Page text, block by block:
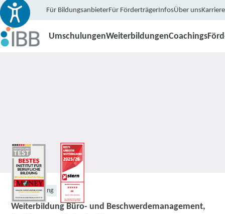
Für BildungsanbieterFür FörderträgerInfosÜber unsKarriere
UmschulungenWeiterbildungenCoachings
Weiterbildung
Weiterbildung Büro- und Beschwerdemanagement,